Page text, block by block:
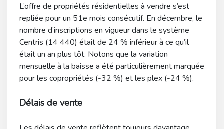
L’offre de propriétés résidentielles à vendre s’est
repliée pour un 51e mois consécutif. En décembre, le
nombre d’inscriptions en vigueur dans le système
Centris (14 440) était de 24 % inférieur à ce qu’il
était un an plus tôt. Notons que la variation
mensuelle à la baisse a été particulièrement marquée
pour les copropriétés (-32 %) et les plex (-24 %).
Délais de vente